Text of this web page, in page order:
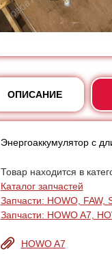
ОПИСАНИЕ
Энергоаккумулятор с
Товар находится в
Каталог запчастей
Запчасти: HOWO, FAW,
Запчасти: HOWO A7,
HOWO A7